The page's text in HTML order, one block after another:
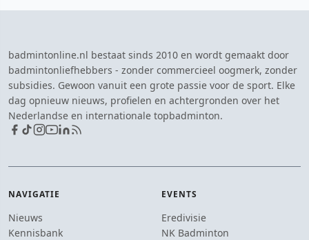
badmintonline.nl bestaat sinds 2010 en wordt gemaakt door
badmintonliefhebbers - zonder commercieel oogmerk, zonder
subsidies. Gewoon vanuit een grote passie voor de sport. Elke
dag opnieuw nieuws, profielen en achtergronden over het
Nederlandse en internationale topbadminton.
NAVIGATIE
Nieuws
Kennisbank
EVENTS
Eredivisie
NK Badminton